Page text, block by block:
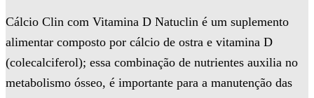
Cálcio Clin com Vitamina D Natuclin é um suplemento
alimentar composto por cálcio de ostra e vitamina D
(colecalciferol); essa combinação de nutrientes auxilia no
metabolismo ósseo, é importante para a manutenção das